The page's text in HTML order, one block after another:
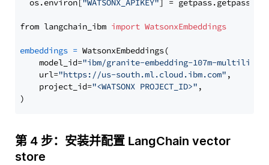
  os.environ[
"WATSONX_APIKEY"] = getpass.getpass(
from langchain_ibm import WatsonxEmbeddings
embeddings = WatsonxEmbeddings(
    model_id=
"ibm/granite-embedding-107m-
    url=
"https://us-south.ml.cloud.ibm.com" ,
    project_id=
"<WATSONX PROJECT_ID>" ,
第 4 步：安装并配置 LangChain vector
store